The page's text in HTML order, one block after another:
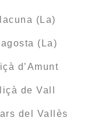
(La)
(La)
d’Amunt
de Vall
del Vallès